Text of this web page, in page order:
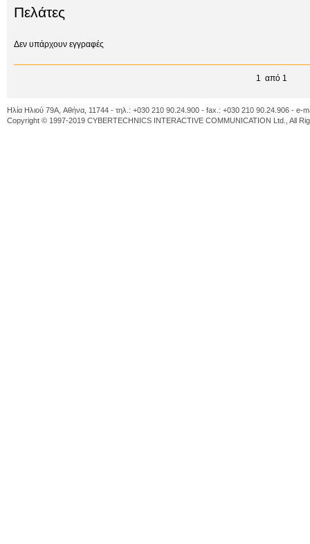
Πελάτες
Δεν υπάρχουν εγγραφές
1 από 1
Ηλία Ηλιού 79A, Αθήνα, 11744 - τηλ.: +030 210 90.24.900 - fax.: +030 210 90.24.906 - e-
Copyright © 1997-2019 CYBERTECHNICS INTERACTIVE COMMUNICATION Ltd., All